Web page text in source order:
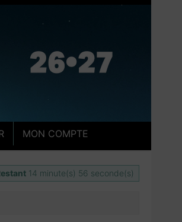
MON COMPTE
14 minute(s) 55 seconde(s)